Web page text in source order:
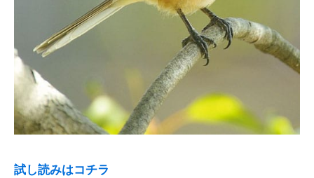
試し読みはコチラ